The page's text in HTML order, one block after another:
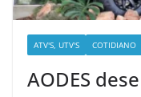
ATV'S, UTV'S COTIDIANO
AODES